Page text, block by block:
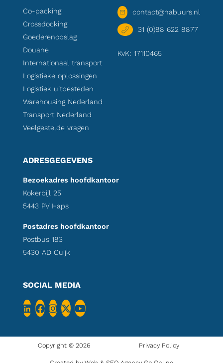
Co-packing
Crossdocking
Goederenopslag
Douane
Internationaal transport
Logistieke oplossingen
Logistiek uitbesteden
Warehousing Nederland
Transport Nederland
Veelgestelde vragen
contact@nabuurs.nl
31 (0)88 622 8877
KvK: 17110465
ADRESGEGEVENS
Bezoekadres hoofdkantoor
Kokerbijl 25
5443 PV Haps
Postadres hoofdkantoor
Postbus 183
5430 AD Cuijk
SOCIAL MEDIA
Copyright © 2026 Privacy Policy